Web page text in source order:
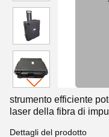
strumento efficiente
laser della fibra di
Dettagli del prodotto